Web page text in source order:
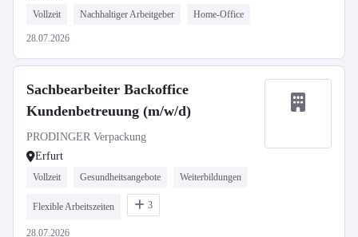
Vollzeit Nachhaltiger Arbeitgeber Home-Office
28.07.2026
Sachbearbeiter Backoffice
Kundenbetreuung (m/w/d)
PRODINGER Verpackung
Erfurt
Vollzeit Gesundheitsangebote Weiterbildungen
Flexible Arbeitszeiten 3
28.07.2026